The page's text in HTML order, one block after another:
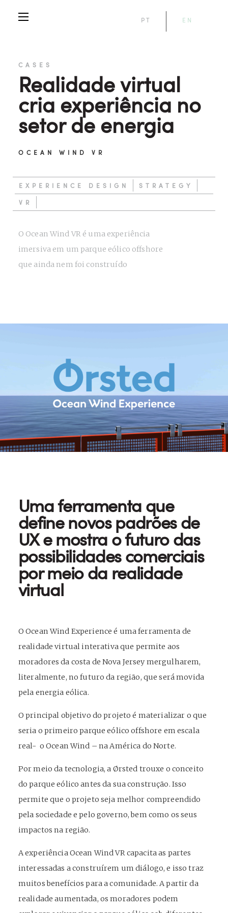
PT EN
CASES
Realidade virtual
cria experiência no
setor de energia
OCEAN WIND VR
EXPERIENCE DESIGN STRATEGY
VR
O Ocean Wind VR é uma experiência
imersiva em um parque eólico offshore
que ainda nem foi construído
Uma ferramenta que
define novos padrões de
UX e mostra o futuro das
possibilidades comerciais
por meio da realidade
virtual
O Ocean Wind Experience é uma ferramenta de
realidade virtual interativa que permite aos
moradores da costa de Nova Jersey mergulharem,
literalmente, no futuro da região, que será movida
pela energia eólica.
O principal objetivo do projeto é materializar o que
seria o primeiro parque eólico offshore em escala
real- o Ocean Wind – na América do Norte.
Por meio da tecnologia, a Ørsted trouxe o conceito
do parque eólico antes da sua construção. Isso
permite que o projeto seja melhor compreendido
pela sociedade e pelo governo, bem como os seus
impactos na região.
A experiência Ocean Wind VR capacita as partes
interessadas a construírem um diálogo, e isso traz
muitos benefícios para a comunidade. A partir da
realidade aumentada, os moradores podem